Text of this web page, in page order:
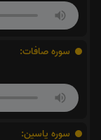
سوره صافات:
سوره یاسین: